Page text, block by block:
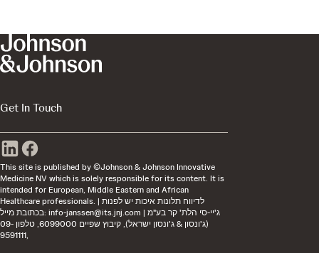
Get In Touch
This site is published by ©Johnson & Johnson Innovative
Medicine NV which is solely responsible for its content. It is
intended for European, Middle Eastern and African
Healthcare professionals. | לדיווח תלונות איכות יש לפנות
בכתובת מייל: info-janssen@its.jnj.com | ג'יי-סי הלת' קר בע"מ
(ג'ונסון & ג'ונסון ישראל), קיבוץ שפיים 6099000, טלפון 09-
9591111,